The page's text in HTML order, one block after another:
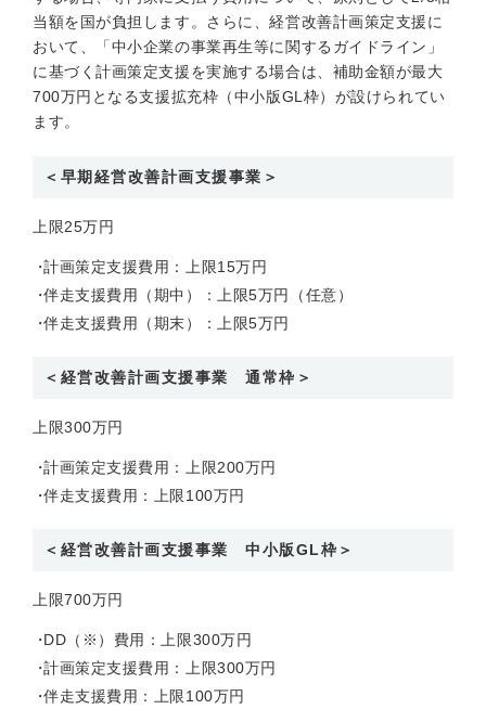
当額を国が負担します。さらに、経営改善計画策定支援に
おいて、「中小企業の事業再生等に関するガイドライン」
に基づく計画策定支援を実施する場合は、補助金額が最大
700万円となる支援拡充枠（中小版GL枠）が設けられてい
ます。
＜早期経営改善計画支援事業＞
上限25万円
計画策定支援費用：上限15万円
伴走支援費用（期中）：上限5万円（任意）
伴走支援費用（期末）：上限5万円
＜経営改善計画支援事業 通常枠＞
上限300万円
計画策定支援費用：上限200万円
伴走支援費用：上限100万円
＜経営改善計画支援事業 中小版GL枠＞
上限700万円
DD（※）費用：上限300万円
計画策定支援費用：上限300万円
伴走支援費用：上限100万円